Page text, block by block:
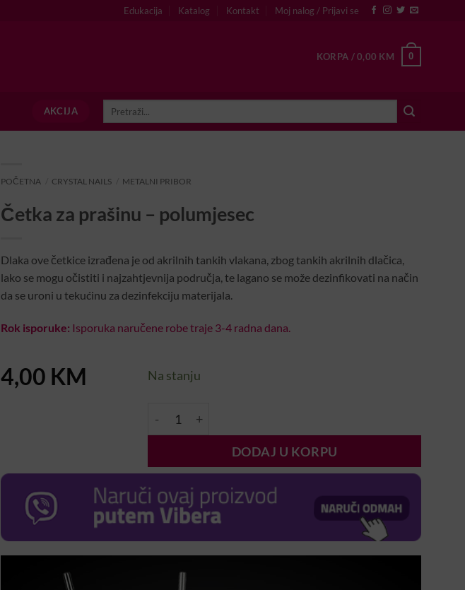
Edukacija Katalog Kontakt Moj nalog / Prijavi se
KORPA /0,00 KM 0
AKCIJA
POČETNA CRYSTAL NAILS METALNI PRIBOR
Četka za prašinu – polumjesec
Dlaka ove četkice izrađena je od akrilnih tankih vlakana, zbog tankih akrilnih dlačica,
lako se mogu očistiti i najzahtjevnija područja, te lagano se može dezinfikovati na način
da se uroni u tekućinu za dezinfekciju materijala.
Rok isporuke: Isporuka naručene robe traje 3-4 radna dana.
4,00 KM Na stanju
Četka za prašinu - polumjesec količina
DODAJ U KORPU